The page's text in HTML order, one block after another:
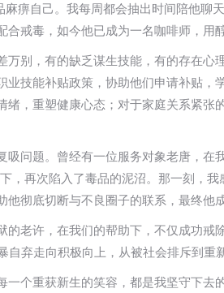
痹自己。我每周都会抽出时间陪他
戒毒，如今他已成为一名咖啡师，用
别，有的缺乏谋生技能，有的存在
技能补贴政策，协助他们申请补贴
，重塑健康心态；对于家庭关系紧张
问题。曾经有一位服务对象老唐，
，再次陷入了毒品的泥沼。那一刻，
彻底切断与不良圈子的联系，最终他
老许，在我们的帮助下，不仅成功
弃走向积极向上，从被社会排斥到重
个重获新生的笑容，都是我坚守下